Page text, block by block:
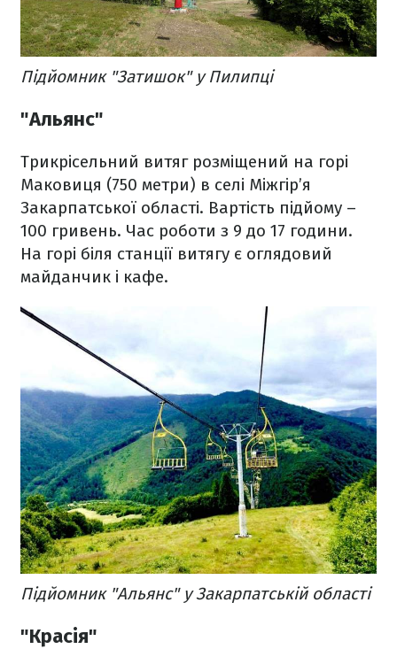
Підйомник "Затишок" у Пилипці
"Альянс"
Трикрісельний витяг розміщений на горі
Маковиця (750 метри) в селі Міжгір’я
Закарпатської області. Вартість підйому –
100 гривень. Час роботи з 9 до 17 години.
На горі біля станції витягу є оглядовий
майданчик і кафе.
Підйомник "Альянс" у Закарпатській області
"Красія"